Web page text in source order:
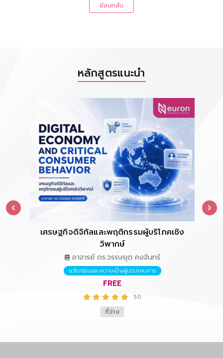
ย้อนกลับ
หลักสูตรแนะนำ
เศรษฐกิจดิจิทัลและพฤติกรรมผู้บริโภคเชิง
วิพากษ์
อาจารย์ ดร.วรรษยุต คงจันทร์
นวัตกรรมและความเป็นผู้ประกอบการ
FREE
5.0
ที่ว่าง